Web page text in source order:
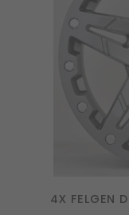
4X FELGEN